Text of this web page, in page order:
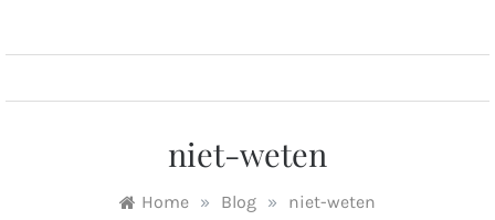
niet-weten
Home » Blog » niet-weten